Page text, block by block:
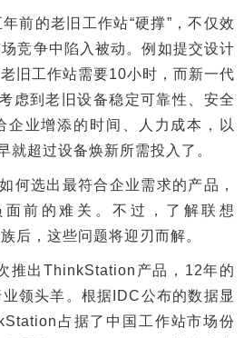
的老旧工作站“硬撑”，不仅效
竞争中陷入被动。例如提交设计
旧工作站需要10小时，而新一代
虑到老旧设备稳定可靠性、安全
企业增添的时间、人力成本，以
就超过设备焕新所需投入了。
选出最符合企业需求的产品，
前的难关。不过，了解联想
后，这些问题将迎刃而解。
出ThinkStation产品，12年的
领头羊。根据IDC公布的数据显
占据了中国工作站市场份